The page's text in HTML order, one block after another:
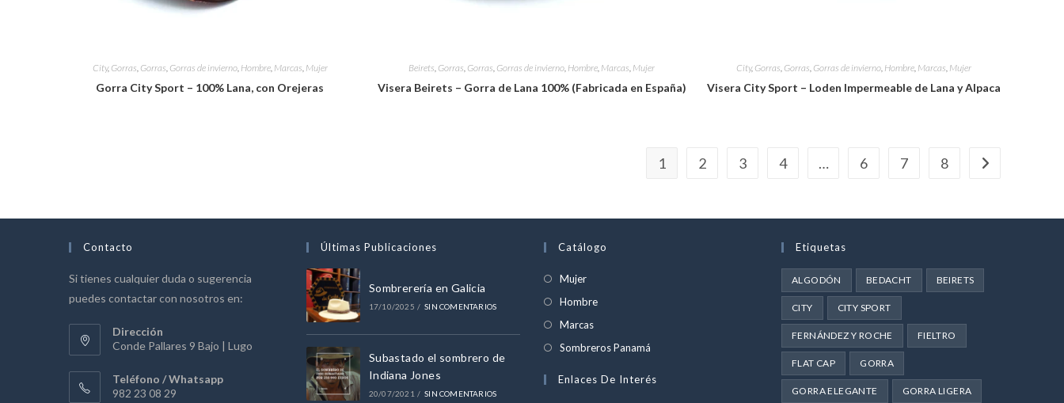
City, Gorras, Gorras, Gorras de invierno, Hombre, Marcas, Mujer
Gorra City Sport – 100% Lana, con Orejeras
Beirets, Gorras, Gorras, Gorras de invierno, Hombre, Marcas, Mujer
Visera Beirets – Gorra de Lana 100% (Fabricada en España)
City, Gorras, Gorras, Gorras de invierno, Hombre, Marcas, Mujer
Visera City Sport – Loden Impermeable de Lana y Alpaca
1 2 3 4 … 6 7 8
Contacto
Si tienes cualquier duda o sugerencia
puedes contactar con nosotros en:
Dirección
Conde Pallares 9 Bajo | Lugo
Teléfono / Whatsapp
982 23 08 29
Últimas Publicaciones
Sombrerería en Galicia
17/10/2025 / SIN COMENTARIOS
Subastado el sombrero de
Indiana Jones
20/07/2021 / SIN COMENTARIOS
Catálogo
MujerSe
abre
pestaña
HombreSe
nueva
MarcasSe
abre
una
Sombreros Panamá
en
Enlaces De Interés
Etiquetas
ALGODÓN BEDACHT BEIRETS
CITY CITY SPORT
FERNÁNDEZ Y ROCHE FIELTRO
FLAT CAP GORRA
GORRA ELEGANTE GORRA LIGERA